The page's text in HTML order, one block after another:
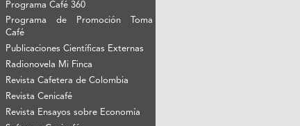
Programa Café 360
Programa de Promoción Toma
Café
Publicaciones Científicas Externas
Radionovela Mi Finca
Revista Cafetera de Colombia
Revista Cenicafé
Revista Ensayos sobre Economía